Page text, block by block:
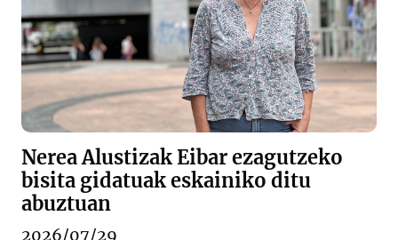
Nerea Alustizak Eibar ezagutzeko
bisita gidatuak eskainiko ditu
abuztuan
2026/07/29